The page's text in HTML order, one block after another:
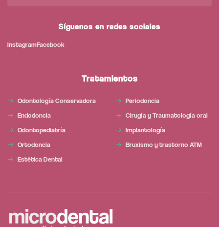
Síguenos en redes sociales
InstagramFacebook
Tratamientos
Odontología Conservadora
Endodoncia
Odontopediatría
Ortodoncia
Estética Dental
Periodoncia
Cirugía y Traumatología oral
Implantología
Bruxismo y trastorno ATM